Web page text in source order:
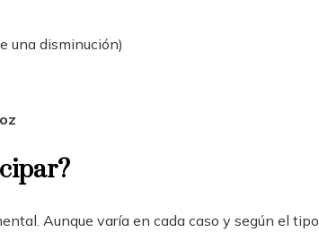
una disminución)
Aunque varía en cada caso y según el tipo